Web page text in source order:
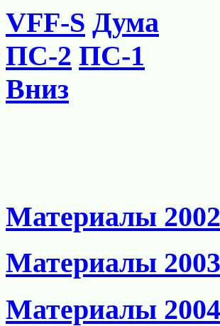
VFF-S Дума
ПС-2 ПС-1
Вниз
Материалы
Материалы
Материалы